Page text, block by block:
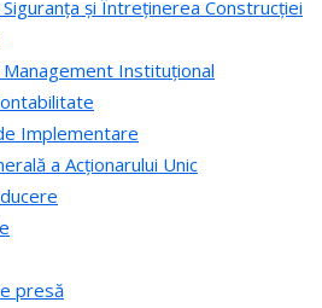
și Întreținerea Construcției
Management Instituțional
Implementare
a Acționarului Unic
presă